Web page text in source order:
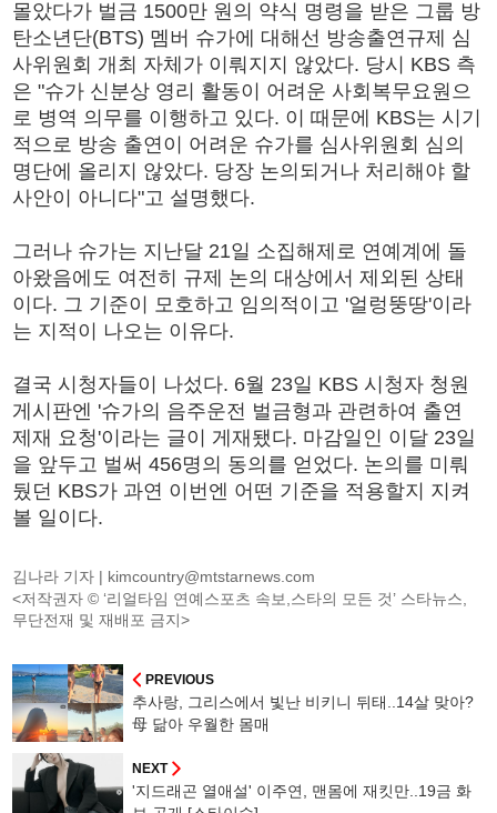
몰았다가 벌금 1500만 원의 약식 명령을 받은 그룹 방
탄소년단(BTS) 멤버 슈가에 대해선 방송출연규제 심
사위원회 개최 자체가 이뤄지지 않았다. 당시 KBS 측
은 "슈가 신분상 영리 활동이 어려운 사회복무요원으
로 병역 의무를 이행하고 있다. 이 때문에 KBS는 시기
적으로 방송 출연이 어려운 슈가를 심사위원회 심의
명단에 올리지 않았다. 당장 논의되거나 처리해야 할
사안이 아니다"고 설명했다.
그러나 슈가는 지난달 21일 소집해제로 연예계에 돌
아왔음에도 여전히 규제 논의 대상에서 제외된 상태
이다. 그 기준이 모호하고 임의적이고 '얼렁뚱땅'이라
는 지적이 나오는 이유다.
결국 시청자들이 나섰다. 6월 23일 KBS 시청자 청원
게시판엔 '슈가의 음주운전 벌금형과 관련하여 출연
제재 요청'이라는 글이 게재됐다. 마감일인 이달 23일
을 앞두고 벌써 456명의 동의를 얻었다. 논의를 미뤄
뒀던 KBS가 과연 이번엔 어떤 기준을 적용할지 지켜
볼 일이다.
김나라 기자 | kimcountry@mtstarnews.com
<저작권자 © ‘리얼타임 연예스포츠 속보,스타의 모든 것’ 스타뉴스,
무단전재 및 재배포 금지>
PREVIOUS
추사랑, 그리스에서 빛난 비키니 뒤태..14살 맞아?
母 닮아 우월한 몸매
NEXT
'지드래곤 열애설' 이주연, 맨몸에 재킷만..19금 화